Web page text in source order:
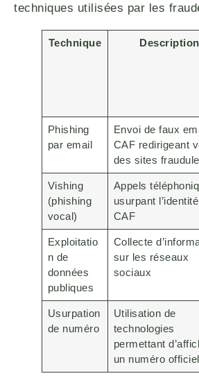
techniques utilisées par les
Technique Description
Phishing
par email
Envoi de faux
CAF redirigeant
des sites
Vishing
(phishing
vocal)
Appels
usurpant
CAF
Exploitatio
n de
données
publiques
Collecte
sur les réseaux
sociaux
Usurpation
de numéro
Utilisation de
technologies
permettant
un numéro officiel